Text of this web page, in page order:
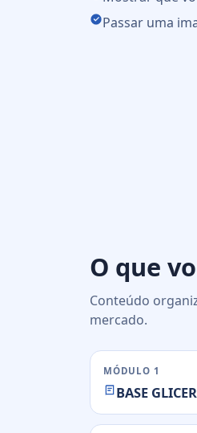
Passar uma
O que
Conteúdo
mercado.
MÓDULO 1
BASE